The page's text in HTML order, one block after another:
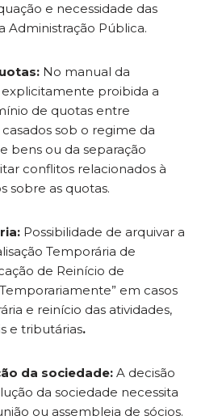
e necessidade das
Administração Pública.
No manual da
proibida a
de quotas entre
sob o regime da
bens ou da separação
conflitos relacionados à
sobre as quotas.
Possibilidade de arquivar a
Temporária de
de Reinício de
em casos
e reinício das atividades,
e tributárias.
da sociedade: A decisão
da sociedade necessita
ou assembleia de sócios.